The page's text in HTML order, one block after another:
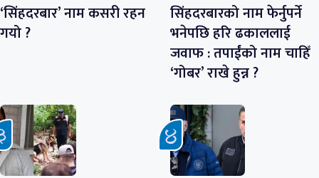
‘सिंहदरबार’ नाम कसरी रहन
गयो ?
सिंहदरबारको नाम फेर्नुपर्ने
भनेपछि हरि ढकाललाई
जवाफ : तपाईंको नाम चाहिँ
‘गोबर’ राखे हुन्न ?